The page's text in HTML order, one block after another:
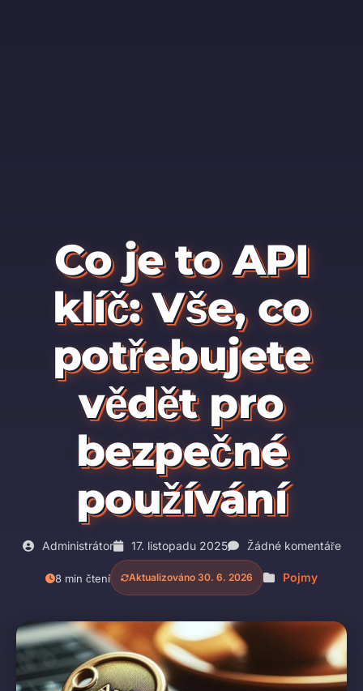
Co je to API
klíč: Vše, co
potřebujete
vědět pro
bezpečné
používání
Administrátor 17. listopadu 2025 Žádné komentáře
8 min čtení Aktualizováno 30. 6. 2026 Pojmy